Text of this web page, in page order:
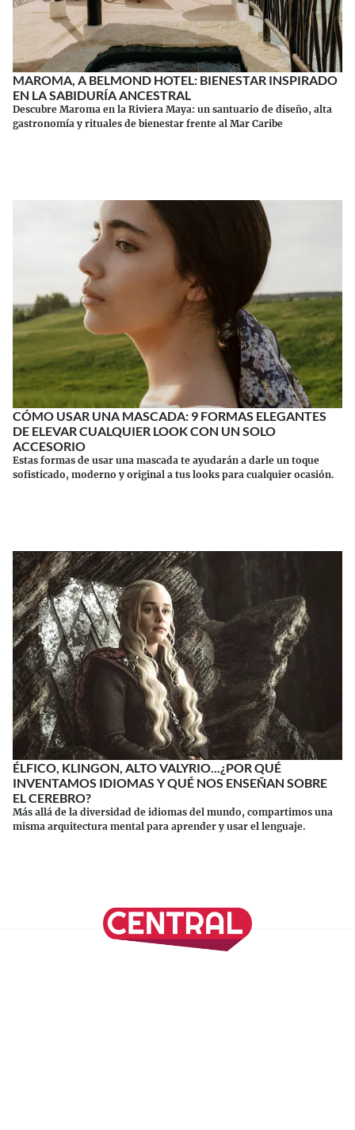
MAROMA, A BELMOND HOTEL: BIENESTAR INSPIRADO
EN LA SABIDURÍA ANCESTRAL
Descubre Maroma en la Riviera Maya: un santuario de diseño, alta
gastronomía y rituales de bienestar frente al Mar Caribe
CÓMO USAR UNA MASCADA: 9 FORMAS ELEGANTES
DE ELEVAR CUALQUIER LOOK CON UN SOLO
ACCESORIO
Estas formas de usar una mascada te ayudarán a darle un toque
sofisticado, moderno y original a tus looks para cualquier ocasión.
ÉLFICO, KLINGON, ALTO VALYRIO...¿POR QUÉ
INVENTAMOS IDIOMAS Y QUÉ NOS ENSEÑAN SOBRE
EL CEREBRO?
Más allá de la diversidad de idiomas del mundo, compartimos una
misma arquitectura mental para aprender y usar el lenguaje.